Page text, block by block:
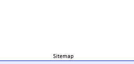
Sitemap